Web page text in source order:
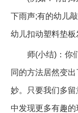
下雨声;有的幼儿
幼儿扣动塑料垫
师(小结)：你们
同的方法居然变
妙。只要我们多
中发现更多有趣的